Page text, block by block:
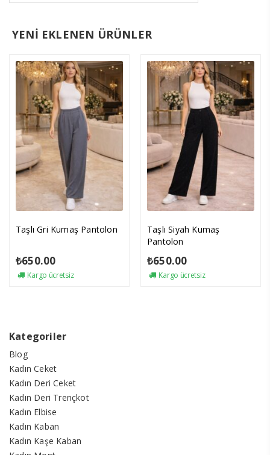
YENİ EKLENEN ÜRÜNLER
Taşlı Gri Kumaş Pantolon
₺650.00
Kargo ücretsiz
Taşlı Siyah Kumaş
Pantolon
₺650.00
Kargo ücretsiz
Kategoriler
Blog
Kadın Ceket
Kadın Deri Ceket
Kadın Deri Trençkot
Kadın Elbise
Kadın Kaban
Kadın Kaşe Kaban